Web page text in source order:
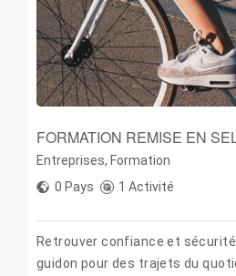
FORMATION REMISE EN
Entreprises, Formation
0 Pays
1 Activité
Retrouver confiance et sécurité
guidon pour des trajets du